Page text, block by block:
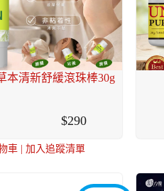
本清新舒緩滾珠棒30g
290
車| 加入追蹤清單